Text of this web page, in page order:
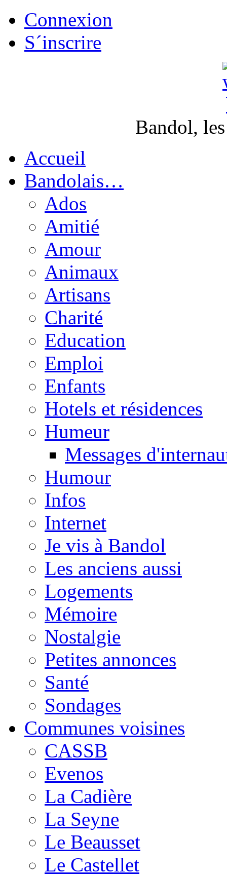
Connexion
S´inscrire
Bandol,
Accueil
Bandolais…
Ados
Amitié
Amour
Animaux
Artisans
Charité
Education
Emploi
Enfants
Hotels et résidences
Humeur
Messages
Humour
Infos
Internet
Je vis à Bandol
Les anciens aussi
Logements
Mémoire
Nostalgie
Petites annonces
Santé
Sondages
Communes voisines
CASSB
Evenos
La Cadière
La Seyne
Le Beausset
Le Castellet